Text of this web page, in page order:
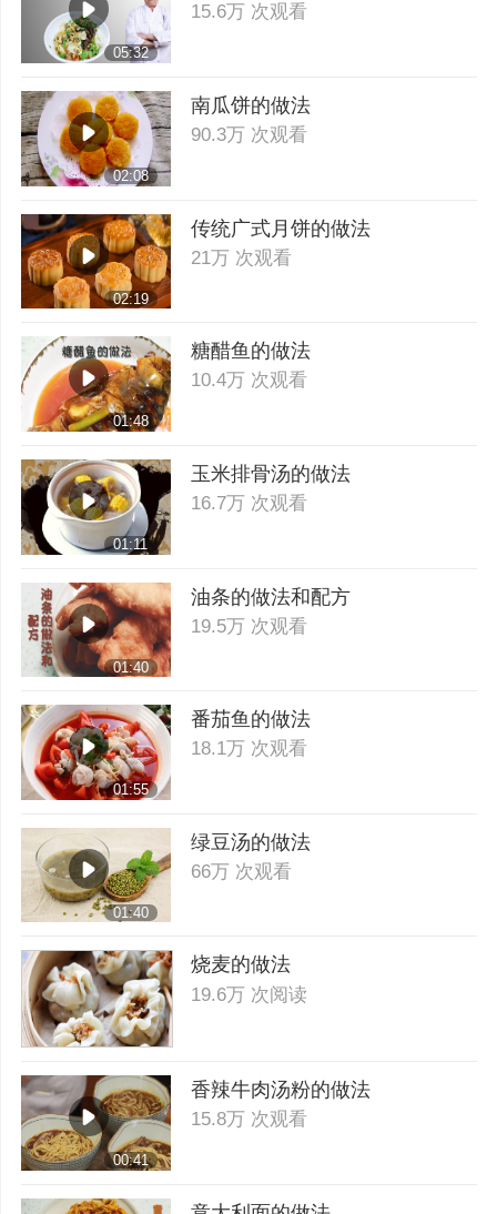
05:32
15.6万 次观看
02:08
南瓜饼的做法
90.3万 次观看
02:19
传统广式月饼的做法
21万 次观看
01:48
糖醋鱼的做法
10.4万 次观看
01:11
玉米排骨汤的做法
16.7万 次观看
01:40
油条的做法和配方
19.5万 次观看
01:55
番茄鱼的做法
18.1万 次观看
01:40
绿豆汤的做法
66万 次观看
烧麦的做法
19.6万 次阅读
00:41
香辣牛肉汤粉的做法
15.8万 次观看